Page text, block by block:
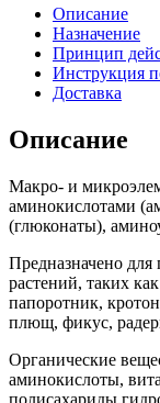
Описание
Назначение
Принцип
Инструкция
Доставка
Описание
Макро- и
аминокислотами
(глюконаты),
Предназначено
растений, таких
папоротник,
плющ, фикус,
Органические
аминокислоты,